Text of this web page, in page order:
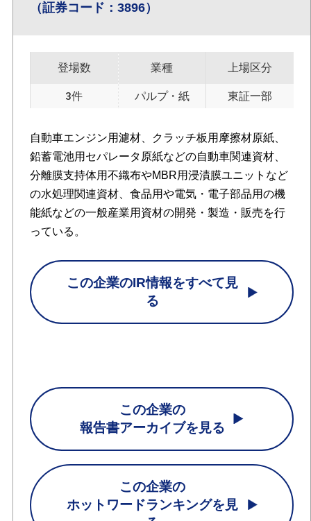
（証券コード：3896）
登場数
3件
業種
パルプ・紙
上場区分
東証一部
自動車エンジン用濾材、クラッチ板用摩擦材原紙、
鉛蓄電池用セパレータ原紙などの自動車関連資材、
分離膜支持体用不織布やMBR用浸漬膜ユニットなど
の水処理関連資材、食品用や電気・電子部品用の機
能紙などの一般産業用資材の開発・製造・販売を行
っている。
この企業のIR情報をすべて見
る
この企業の
報告書アーカイブを見る
この企業の
ホットワードランキングを見